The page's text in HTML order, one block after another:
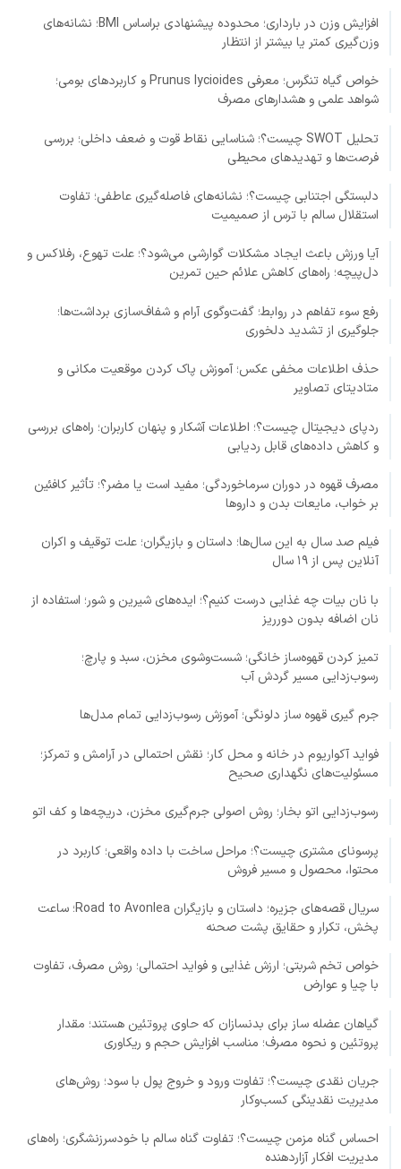
افزایش وزن در بارداری؛ محدوده پیشنهادی براساس BMI؛ نشانه‌های
وزن‌گیری کمتر یا بیشتر از انتظار
خواص گیاه تنگرس؛ معرفی Prunus lycioides و کاربردهای بومی؛
شواهد علمی و هشدارهای مصرف
تحلیل SWOT چیست؟؛ شناسایی نقاط قوت و ضعف داخلی؛ بررسی
فرصت‌ها و تهدیدهای محیطی
دلبستگی اجتنابی چیست؟؛ نشانه‌های فاصله‌گیری عاطفی؛ تفاوت
استقلال سالم با ترس از صمیمیت
آیا ورزش باعث ایجاد مشکلات گوارشی می‌شود؟؛ علت تهوع، رفلاکس و
دل‌پیچه؛ راه‌های کاهش علائم حین تمرین
رفع سوء تفاهم در روابط؛ گفت‌وگوی آرام و شفاف‌سازی برداشت‌ها؛
جلوگیری از تشدید دلخوری
حذف اطلاعات مخفی عکس؛ آموزش پاک کردن موقعیت مکانی و
متادیتای تصاویر
ردپای دیجیتال چیست؟؛ اطلاعات آشکار و پنهان کاربران؛ راه‌های بررسی
و کاهش داده‌های قابل ردیابی
مصرف قهوه در دوران سرماخوردگی؛ مفید است یا مضر؟؛ تأثیر کافئین
بر خواب، مایعات بدن و داروها
فیلم صد سال به این سال‌ها؛ داستان و بازیگران؛ علت توقیف و اکران
آنلاین پس از ۱۹ سال
با نان بیات چه غذایی درست کنیم؟؛ ایده‌های شیرین و شور؛ استفاده از
نان اضافه بدون دورریز
تمیز کردن قهوه‌ساز خانگی؛ شست‌وشوی مخزن، سبد و پارچ؛
رسوب‌زدایی مسیر گردش آب
جرم گیری قهوه ساز دلونگی؛ آموزش رسوب‌زدایی تمام مدل‌ها
فواید آکواریوم در خانه و محل کار؛ نقش احتمالی در آرامش و تمرکز؛
مسئولیت‌های نگهداری صحیح
رسوب‌زدایی اتو بخار؛ روش اصولی جرم‌گیری مخزن، دریچه‌ها و کف اتو
پرسونای مشتری چیست؟؛ مراحل ساخت با داده واقعی؛ کاربرد در
محتوا، محصول و مسیر فروش
سریال قصه‌های جزیره؛ داستان و بازیگران Road to Avonlea؛ ساعت
پخش، تکرار و حقایق پشت صحنه
خواص تخم شربتی؛ ارزش غذایی و فواید احتمالی؛ روش مصرف، تفاوت
با چیا و عوارض
گیاهان عضله ساز برای بدنسازان که حاوی پروتئین هستند؛ مقدار
پروتئین و نحوه مصرف؛ مناسب افزایش حجم و ریکاوری
جریان نقدی چیست؟؛ تفاوت ورود و خروج پول با سود؛ روش‌های
مدیریت نقدینگی کسب‌وکار
احساس گناه مزمن چیست؟؛ تفاوت گناه سالم با خودسرزنشگری؛ راه‌های
مدیریت افکار آزاردهنده